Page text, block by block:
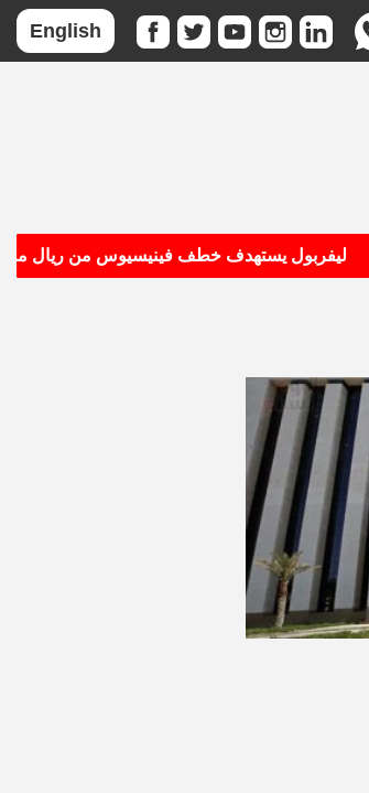
English
ليفربول يستهدف خطف فينيسيوس من ريال مدريد